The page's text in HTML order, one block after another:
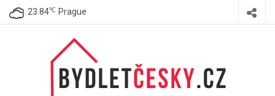
23.84℃ Prague